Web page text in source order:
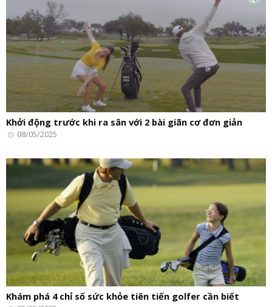
Khởi động trước khi ra sân với 2 bài giãn cơ đơn giản
08/05/2025
Khám phá 4 chỉ số sức khỏe tiên tiến golfer cần biết